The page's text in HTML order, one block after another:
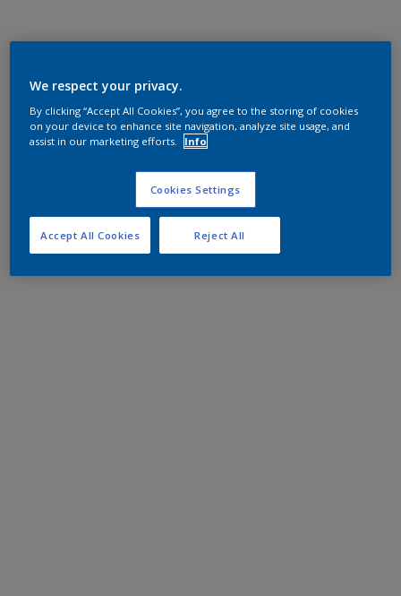
We respect your privacy.
By clicking “Accept All Cookies”, you agree to the storing of cookies
on your device to enhance site navigation, analyze site usage, and
assist in our marketing efforts.
Info
Cookies Settings
Reject All
Accept All Cookies